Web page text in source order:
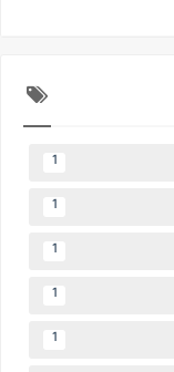
1
1
1
1
1